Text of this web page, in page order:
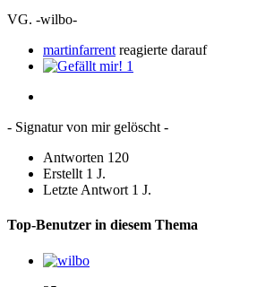
VG. -wilbo-
martinfarrent reagierte darauf
1
- Signatur von mir gelöscht -
Antworten 120
Erstellt 1 J.
Letzte Antwort 1 J.
Top-Benutzer in diesem Thema